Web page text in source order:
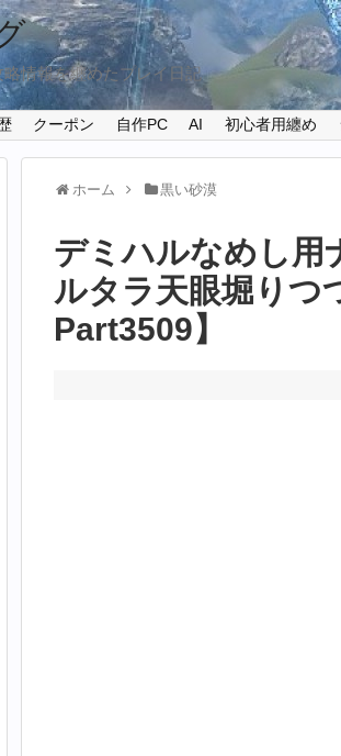
情報を纏めたプレイ日記
クーポン 自作PC AI 初心者用纏め
ホーム 黒い砂漠
デミハルなめし用
ルタラ天眼堀りつ
Part3509】